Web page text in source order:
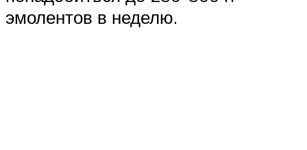
эмолентов в неделю.